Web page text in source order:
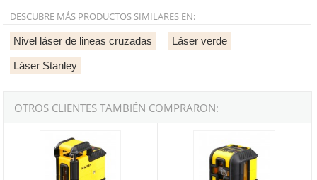
DESCUBRE MÁS PRODUCTOS SIMILARES EN:
Nivel láser de lineas cruzadas Láser verde
Láser Stanley
OTROS CLIENTES TAMBIÉN COMPRARON: